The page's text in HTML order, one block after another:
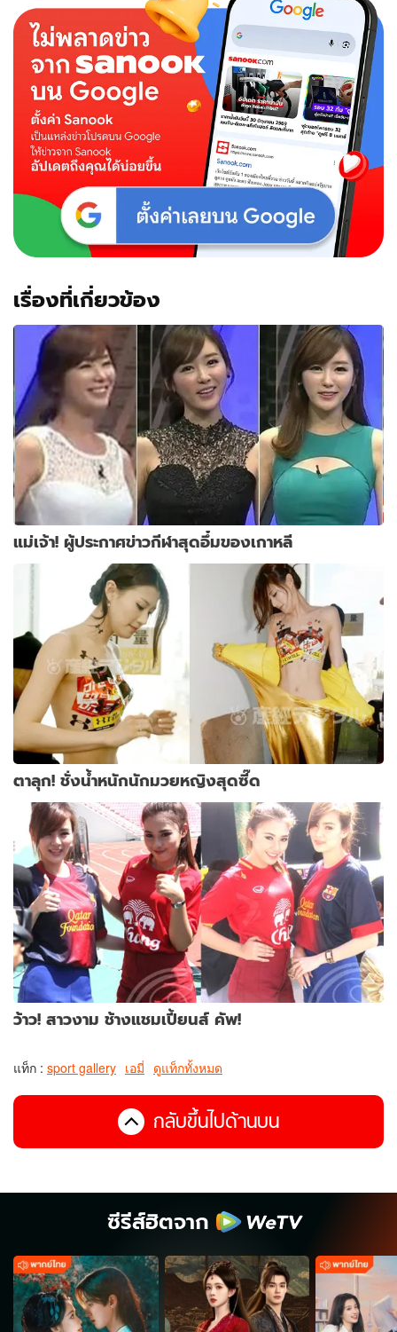
พิ
ชนาฎ
แฟน
พันธุ์
แมน
เชส
เตอร์
ยูไนเต็ด
เรื่องที่เกี่ยวข้อง
แม่เจ้า! ผู้ประกาศข่าวกีฬาสุดอึ๋มของเกาหลี
ตาลุก! ชั่งน้ำหนักนักมวยหญิงสุดซี๊ด
ว้าว! สาวงาม ช้างแชมเปี้ยนส์ คัพ!
แท็ก : sport gallery เอมี่ ดูแท็กทั้งหมด
กลับขึ้นไปด้านบน
ซีรีส์ฮิตจาก